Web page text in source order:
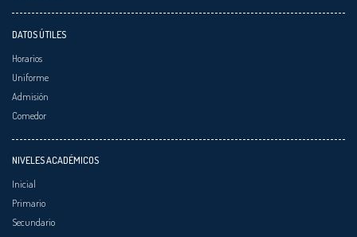
DATOS ÚTILES
Horarios
Uniforme
Admisión
Comedor
NIVELES ACADÉMICOS
Inicial
Primario
Secundario